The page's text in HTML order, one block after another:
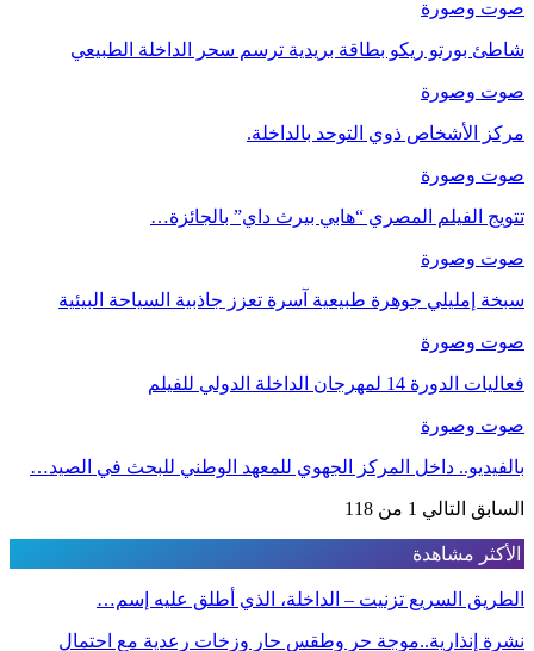
صوت وصورة
شاطئ بورتو ريكو بطاقة بريدية ترسم سحر الداخلة الطبيعي
صوت وصورة
مركز الأشخاص ذوي التوحد بالداخلة.
صوت وصورة
تتويج الفيلم المصري “هابي بيرث داي” بالجائزة…
صوت وصورة
سبخة إمليلي جوهرة طبيعية آسرة تعزز جاذبية السياحة البيئية
صوت وصورة
فعاليات الدورة 14 لمهرجان الداخلة الدولي للفيلم
صوت وصورة
بالفيديو.. داخل المركز الجهوي للمعهد الوطني للبحث في الصيد…
السابق التالي 1 من 118
الأكثر مشاهدة
الطريق السريع تزنيت – الداخلة، الذي أطلق عليه إسم…
نشرة إنذارية..موجة حر وطقس حار وزخات رعدية مع احتمال